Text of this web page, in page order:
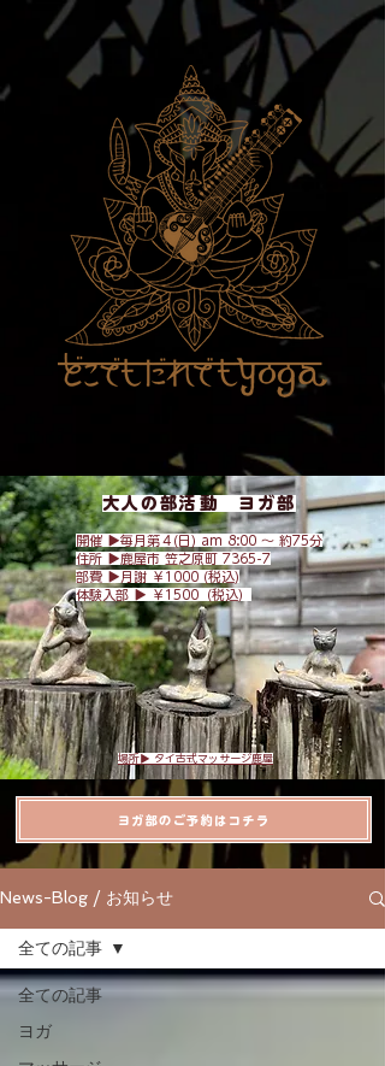
ヨガ部のご予約はコチラ
大人の部活動 ヨガ部
開催 ▶︎毎月第４(日) am 8:00 〜 約75分
​住所 ▶︎鹿屋市 笠之原町 7365-7
​部費 ▶︎月謝 ￥1000 (税込)
体験入部 ▶︎ ￥1500（税込）
場所▶︎ タイ古式マッサージ鹿屋
News-Blog / お知らせ
全ての記事
ヨガ
全ての記事